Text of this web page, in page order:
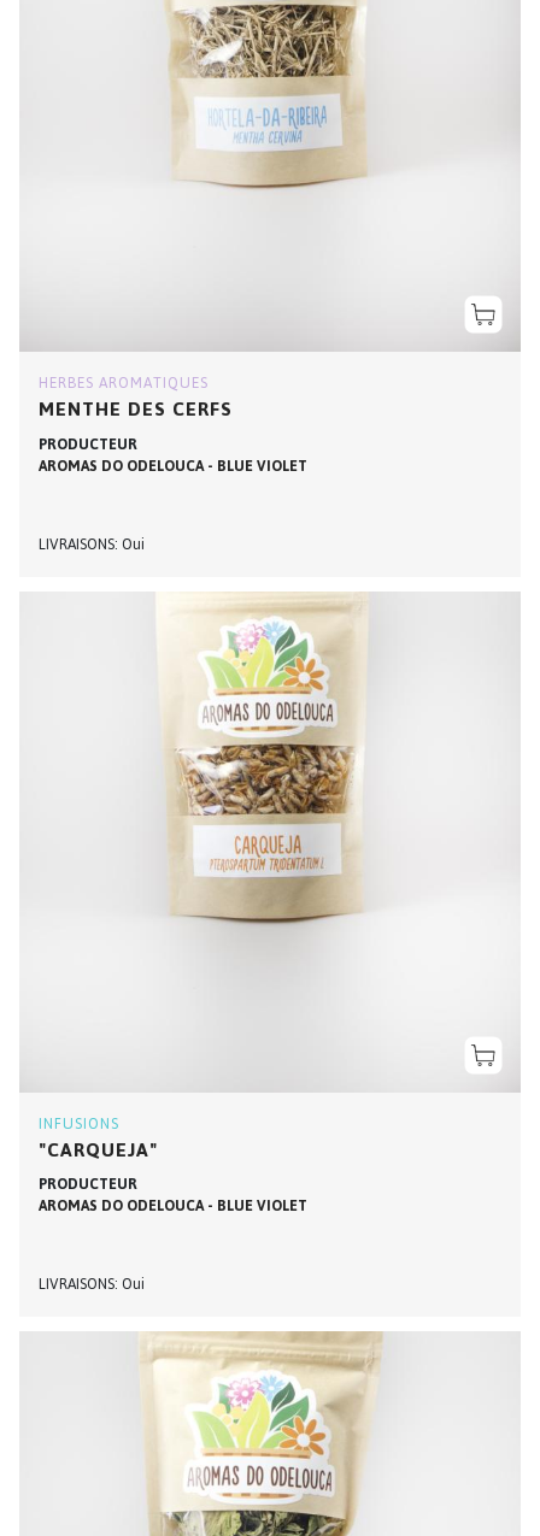
HERBES AROMATIQUES
MENTHE DES CERFS
PRODUCTEUR
AROMAS DO ODELOUCA - BLUE VIOLET
LIVRAISONS Oui
INFUSIONS
"CARQUEJA"
PRODUCTEUR
AROMAS DO ODELOUCA - BLUE VIOLET
LIVRAISONS Oui